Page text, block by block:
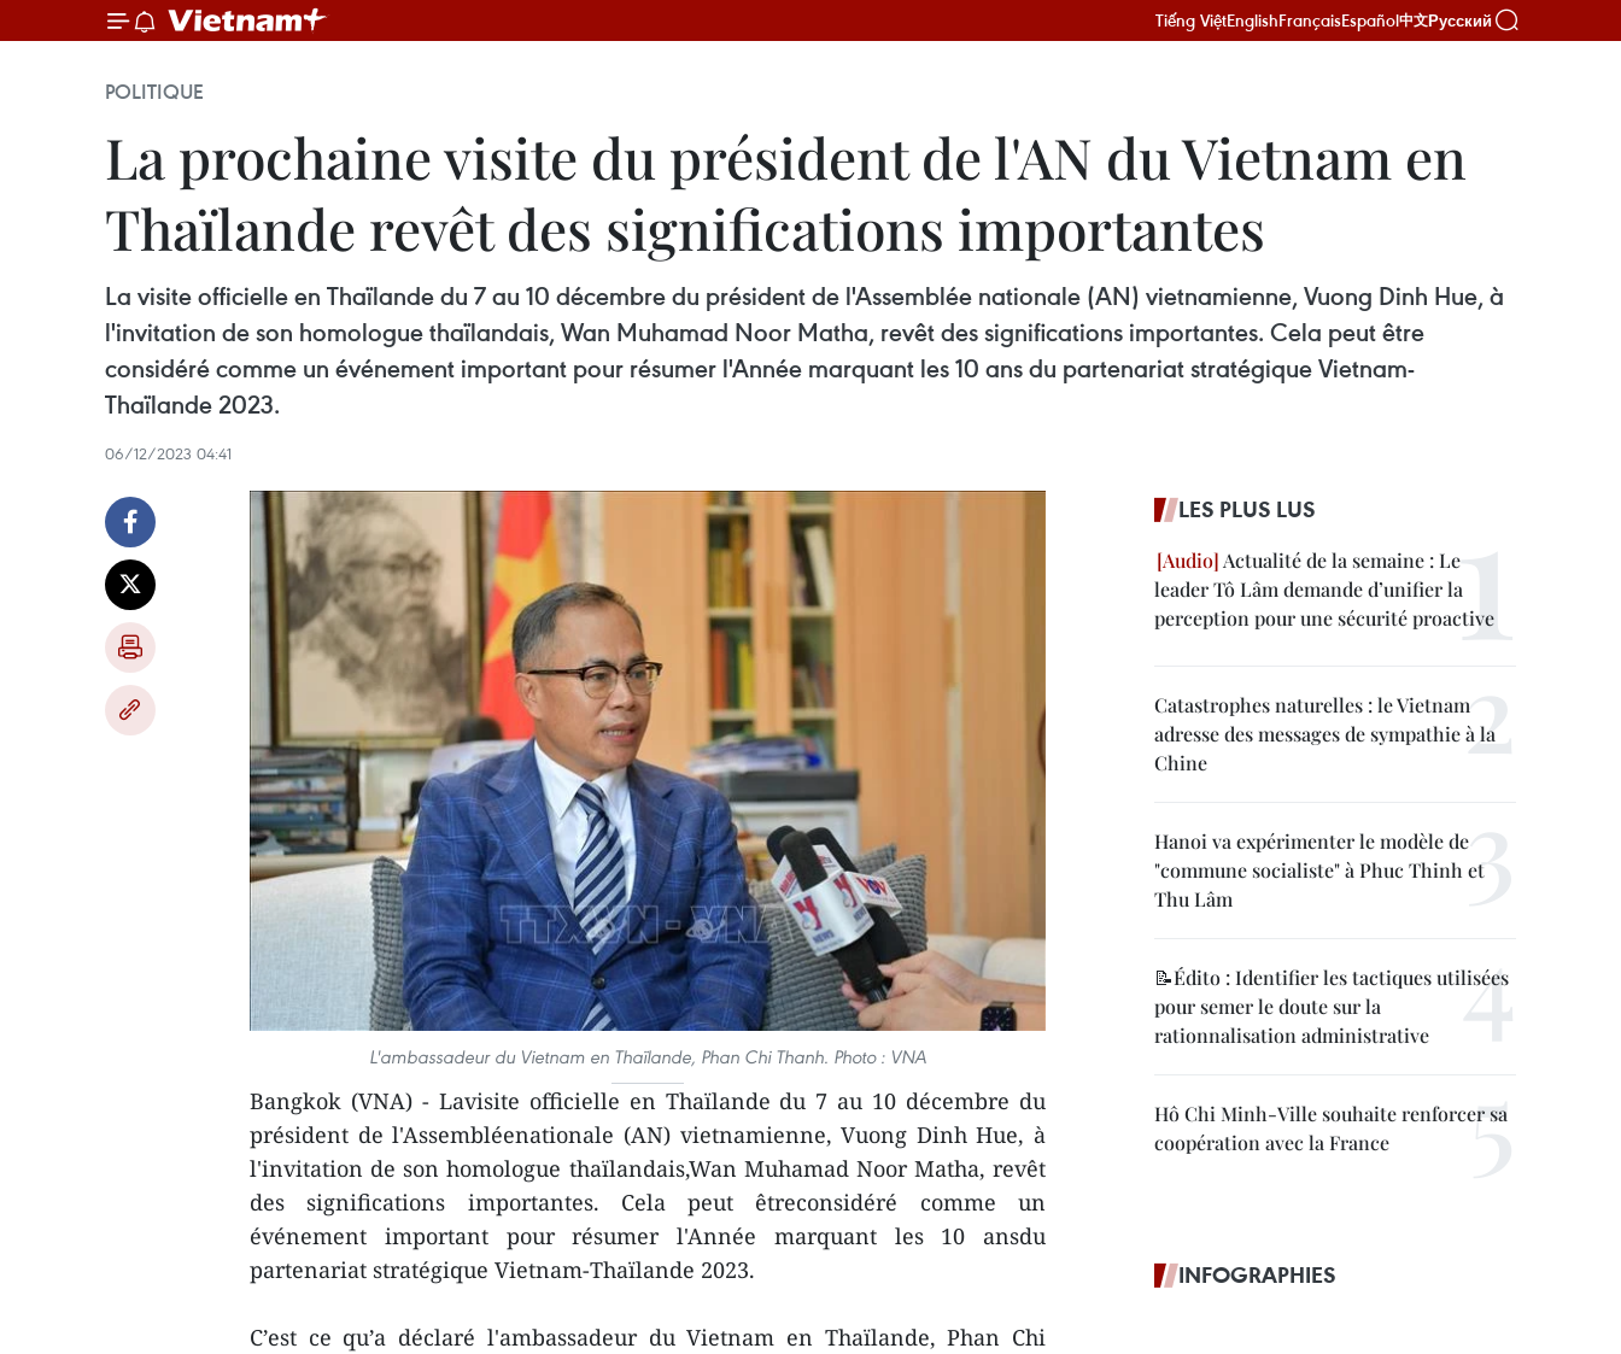
Tiếng ViệtEnglishFrançaisEspañol中文Русский
POLITIQUE
La prochaine visite du président de l'AN du Vietnam en
Thaïlande revêt des significations importantes
La visite officielle en Thaïlande du 7 au 10 décembre du président de l'Assemblée nationale (AN) vietnamienne, Vuong Dinh Hue, à
l'invitation de son homologue thaïlandais, Wan Muhamad Noor Matha, revêt des significations importantes. Cela peut être
considéré comme un événement important pour résumer l'Année marquant les 10 ans du partenariat stratégique Vietnam-
Thaïlande 2023.
06/12/2023 04:41
L'ambassadeur du Vietnam en Thaïlande, Phan Chi Thanh. Photo : VNA
Bangkok (VNA) - Lavisite officielle en Thaïlande du 7 au 10 décembre du
président de l'Assembléenationale (AN) vietnamienne, Vuong Dinh Hue, à
l'invitation de son homologue thaïlandais,Wan Muhamad Noor Matha, revêt
des significations importantes. Cela peut êtreconsidéré comme un
événement important pour résumer l'Année marquant les 10 ansdu
partenariat stratégique Vietnam-Thaïlande 2023.
C’est ce qu’a déclaré l'ambassadeur du Vietnam en Thaïlande, Phan Chi
LES PLUS LUS
Actualité de la semaine : Le
leader Tô Lâm demande d’unifier la
perception pour une sécurité proactive
Catastrophes naturelles : le Vietnam
adresse des messages de sympathie à la
Chine
Hanoi va expérimenter le modèle de
"commune socialiste" à Phuc Thinh et
Thu Lâm
📝Édito : Identifier les tactiques utilisées
pour semer le doute sur la
rationnalisation administrative
Hô Chi Minh-Ville souhaite renforcer sa
coopération avec la France
INFOGRAPHIES